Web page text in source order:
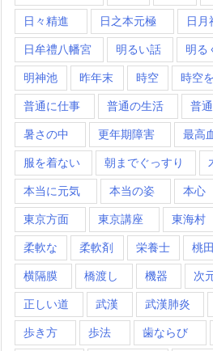
日々精進 日之本元極 日月
日牟禮八幡宮 明るい話 明る
明神池 昨年末 時空 時空
普通に仕事 普通の生活 普
暑さの中 更年期障害 最高
服を着ない 朝までぐっすり
本当に元気 本当の姿 本心
東京方面 東京講座 東海村
柔軟な 柔軟剤 栄養士 桃
横隔膜 橋渡し 機器 次
正しい道 武漢 武漢肺炎
歩き方 歩法 歯ならび